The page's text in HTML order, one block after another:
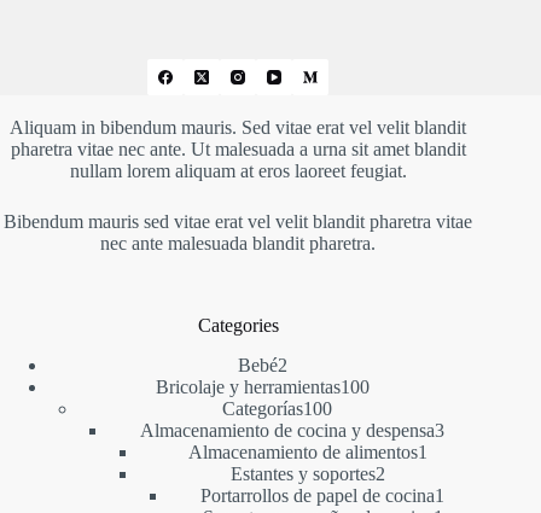
Aliquam in bibendum mauris. Sed vitae erat vel velit blandit
pharetra vitae nec ante. Ut malesuada a urna sit amet blandit
nullam lorem aliquam at eros laoreet feugiat.
Bibendum mauris sed vitae erat vel velit blandit pharetra vitae
nec ante malesuada blandit pharetra.
Categories
Bebé22
productos
Bricolaje y herramientas100100
Categorías100100
productos
Almacenamiento de cocina y despensa33
Almacenamiento de alimentos1
Estantes y soportes22
productos
Portarrollos de papel de cocina1